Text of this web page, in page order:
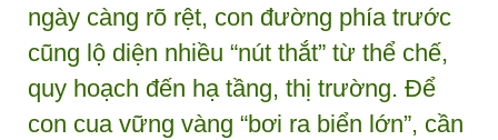
ngày càng rõ rệt, con đường phía trước
cũng lộ diện nhiều “nút thắt” từ thể chế,
quy hoạch đến hạ tầng, thị trường. Để
con cua vững vàng “bơi ra biển lớn”, cần